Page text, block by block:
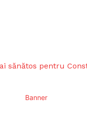
sănătos pentru